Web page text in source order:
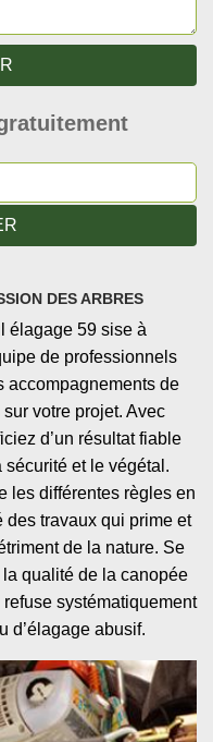
DES ARBRES
élagage 59 sise à
de professionnels
accompagnements de
votre projet. Avec
d’un résultat fiable
sécurité et le végétal.
les différentes règles en
des travaux qui prime et
de la nature. Se
qualité de la canopée
systématiquement
d’élagage abusif.